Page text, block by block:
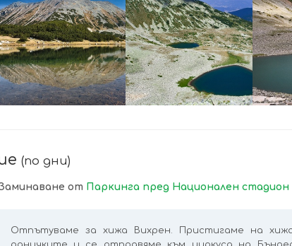
УВЕЛИЧИ УВЕЛИЧИ
(по дни)
от Паркинга пред Национален стадион
Отпътуваме за хижа Вихрен. Пристигаме на